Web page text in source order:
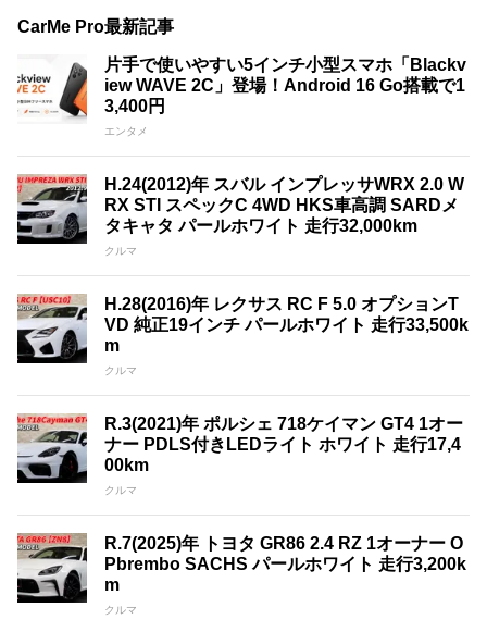
CarMe Pro最新記事
片手で使いやすい5インチ小型スマホ「Blackv
iew WAVE 2C」登場！Android 16 Go搭載で1
3,400円
エンタメ
H.24(2012)年 スバル インプレッサWRX 2.0 W
RX STI スペックC 4WD HKS車高調 SARDメ
タキャタ パールホワイト 走行32,000km
クルマ
H.28(2016)年 レクサス RC F 5.0 オプションT
VD 純正19インチ パールホワイト 走行33,500k
m
クルマ
R.3(2021)年 ポルシェ 718ケイマン GT4 1オー
ナー PDLS付きLEDライト ホワイト 走行17,4
00km
クルマ
R.7(2025)年 トヨタ GR86 2.4 RZ 1オーナー O
Pbrembo SACHS パールホワイト 走行3,200k
m
クルマ